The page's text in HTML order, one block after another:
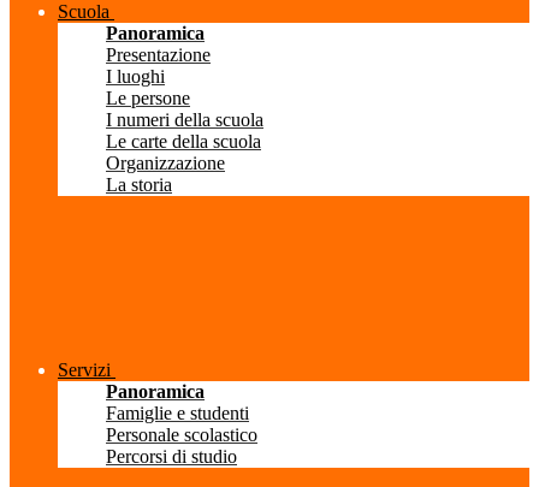
Scuola
Panoramica
Presentazione
I luoghi
Le persone
I numeri della scuola
Le carte della scuola
Organizzazione
La storia
Servizi
Panoramica
Famiglie e studenti
Personale scolastico
Percorsi di studio